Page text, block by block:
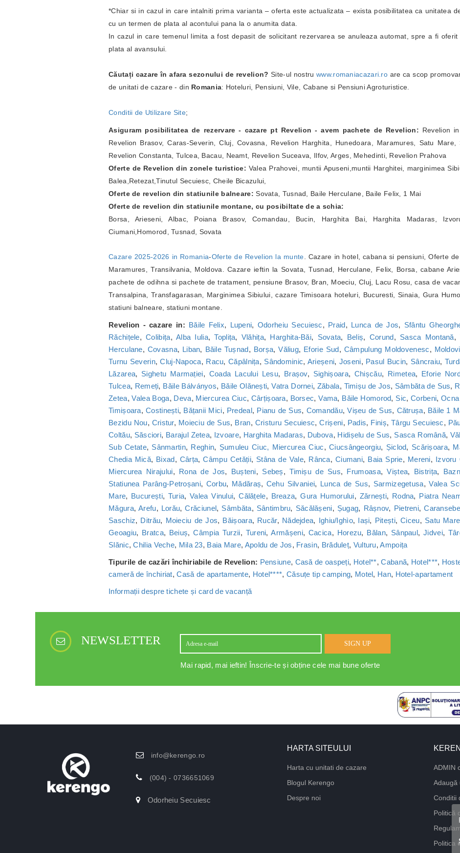
*Chiar si in cazul in care intalniti prima varianta – oferta este actualizata – exista posibilitatea ca unitatea
cu un termen de plata al acontului pana la o anumita data.
In cazul in care temenul limita a fost depasit de solicitant rezervarea se anuleaza automat, spre a fi
plata al avansului.
Căutați cazare în afara sezonului de revelion?Site-ul nostruwww.romaniacazari.ro are ca scop
de unitati de cazare - din Romania: Hoteluri, Pensiuni, Vile, Cabane si Pensiuni Agroturistice.
Conditii de Utilizare Site;
Asiguram posibilitatea de rezervare - cazare pt Revelion - avem pachete de Revelion: Revelion
Revelion Brasov, Caras-Severin, Cluj, Covasna, Revelion Harghita, Hunedoara, Maramures, Satu
Revelion Constanta, Tulcea, Bacau, Neamt, Revelion Suceava, Ilfov, Arges, Mehedinti, Revelion Prahova
Oferte de Revelion din zonele turistice: Valea Prahovei, muntii Apuseni,muntii Harghitei, marginimea
Balea,Retezat,Tinutul Secuiesc, Cheile Bicazului,
Oferte de revelion din statiunile balneare: Sovata, Tusnad, Baile Herculane, Baile Felix, 1 Mai
Oferte de revelion din statiunile montane, cu posibiltate de a schia:
Borsa, Arieseni, Albac, Poiana Brasov, Comandau, Bucin, Harghita Bai, Harghita Madaras,
Ciumani,Homorod, Tusnad, Sovata
Cazare 2025-2026 in Romania-Oferte de Revelion la munte. Cazare in hotel, cabana si pensiuni, Oferte
Maramures, Transilvania, Moldova. Cazare ieftin la Sovata, Tusnad, Herculane, Felix, Borsa, cabane
pachete de odihna si pachete de tratament, pensiune Brasov, Bran, Moeciu, Cluj, Lacu Rosu, casa de
Transalpina, Transfagarasan, Marginimea Sibiului, cazare Timisoara hoteluri, Bucuresti, Sinaia, Gura
statiuni balneare, statiuni montane.
Revelion - cazare in: Băile Felix, Lupeni, Odorheiu Secuiesc, Praid, Lunca de Jos, Sfântu
Răchițele,Colibița,Alba Iulia,Toplița, Vlăhița, Harghita-Băi, Sovata, Beliș, Corund, Sasca Montană,
Herculane, Covasna, Liban, Băile Tușnad, Borșa,Văliug, Eforie Sud, Câmpulung Moldovenesc,
Turnu Severin,Cluj-Napoca, Racu, Căpâlnița, Sândominic, Arieșeni, Joseni, Pasul Bucin, Sâncraiu,
Lăzarea, Sighetu Marmației, Coada Lacului Lesu, Brașov, Sighișoara, Chișcău, Rimetea, Eforie
Tulcea, Remeți, Băile Bálványos, Băile Olănești,Vatra Dornei, Zăbala, Timișu de Jos, Sâmbăta de Sus,
Zetea,Valea Boga, Deva, Miercurea Ciuc, Cârțișoara, Borsec,Vama, Băile Homorod, Sic,Corbeni,
Timișoara, Costinești, Bățanii Mici, Predeal, Pianu de Sus, Comandău,Vișeu de Sus, Cătrușa, Băile 1
Bezidu Nou, Cristur, Moieciu de Sus, Bran, Cristuru Secuiesc,Crișeni, Padis, Finiș,Târgu Secuiesc,
Coltău, Săsciori, Barajul Zetea, Izvoare, Harghita Madaras, Dubova, Hidișelu de Sus, Sasca Română,
Sub Cetate, Sânmartin, Reghin, Șumuleu Ciuc, Miercurea Ciuc,Ciucsângeorgiu, Șiclod, Scărișoara,
Chedia Mică, Bixad, Cârța,Câmpu Cetății, Stâna de Vale, Rânca, Ciumani, Baia Sprie, Mereni, Izvoru
Miercurea Nirajului, Rona de Jos, Bușteni, Sebeș,Timișu de Sus, Frumoasa,Viștea, Bistrița,
Statiunea Parâng-Petroșani, Corbu, Mădăraș, Cehu Silvaniei, Lunca de Sus, Sarmizegetusa,Valea
Mare, București, Turia,Valea Vinului,Călățele, Breaza,Gura Humorului, Zărnești, Rodna, Piatra
Măgura,Arefu, Lorău,Crăciunel, Sâmbăta, Sântimbru, Săcălășeni, Șugag, Râșnov, Pietreni,
Saschiz, Ditrău, Moieciu de Jos, Băișoara, Rucăr, Nădejdea, Ighiu/Ighìo, Iași, Pitești,Ciceu, Satu Mare
Geoagiu, Bratca, Beiuș,Câmpia Turzii, Tureni,Armășeni, Cacica, Horezu, Bălan, Sânpaul, Jidvei,
Slănic,Chilia Veche, Mila 23, Baia Mare, Apoldu de Jos, Frasin, Brăduleț, Vulturu,Ampoița
Tipurile de cazări închiriabile de Revelion: Pensiune, Casă de oaspeți, Hotel**,Cabană, Hotel***,
cameră de închiriat,Casă de apartamente, Hotel****, Căsuțe tip camping, Motel, Han, Hotel-apartament
Informații despre tichete și card de vacanță
NEWSLETTER SIGN UP
Mai rapid, mai ieftin! Înscrie-te și obține cele mai bune oferte
info@kerengo.ro
(004) - 0736651069
Odorheiu Secuiesc
HARTA SITEULUI
Harta cu unitati de cazare
Blogul Kerengo
Despre noi
ADMIN
Adaugă
Conditii
Politică
Politica